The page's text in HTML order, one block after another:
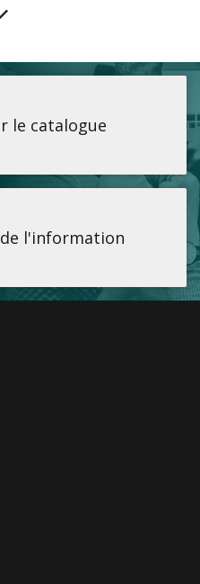
le catalogue
l'information